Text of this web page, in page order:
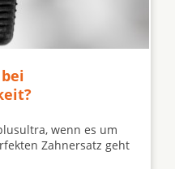
wenn es um
Zahnersatz geht